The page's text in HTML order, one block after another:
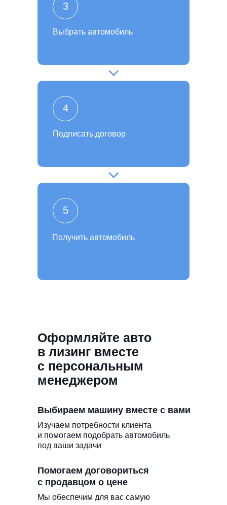
Получить автомобиль
5
Подписать договор
4
Выбрать автомобиль
3
Помогаем договориться
с продавцом о цене
Мы обеспечим для вас самую
Выбираем машину вместе с вами
Изучаем потребности клиента
и помогаем подобрать автомобиль
под ваши задачи
Оформляйте авто
в лизинг вместе
с персональным
менеджером